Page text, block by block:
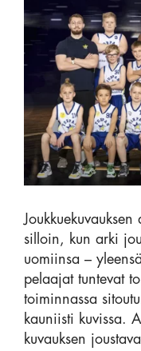
silloin, kun arki
uomiinsa –
pelaajat tuntevat
toiminnassa
kauniisti kuvissa.
kuvauksen